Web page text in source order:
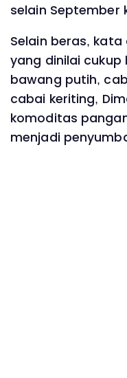
selain September
Selain beras,
yang dinilai
bawang putih,
cabai keriting,
komoditas
menjadi